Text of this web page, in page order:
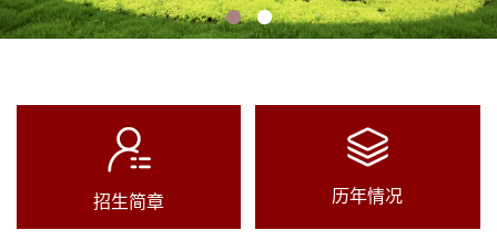
招生简章 历年情况